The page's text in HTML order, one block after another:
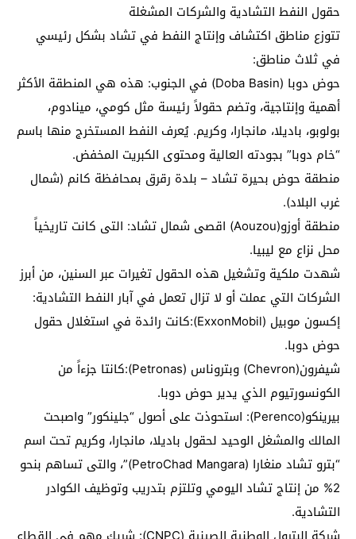
حقول النفط التشادية والشركات المشغلة
تتوزع مناطق اكتشاف وإنتاج النفط في تشاد بشكل رئيسي
في ثلاث مناطق:
حوض دوبا (Doba Basin) في الجنوب: هذه هي المنطقة الأكثر
أهمية وإنتاجية، وتضم حقولاً رئيسة مثل كومي، مينادوم،
بولوبو، باديلا، مانجارا، وكريم. يُعرف النفط المستخرج منها باسم
“خام دوبا” بجودته العالية ومحتوى الكبريت المخفض.
منطقة حوض بحيرة تشاد – بلدة رقرق بمحافظة كانم (شمال
غرب البلاد).
منطقة أوزو(Aouzou) اقصى شمال تشاد: التى كانت تاريخياً
محل نزاع مع ليبيا.
شهدت ملكية وتشغيل هذه الحقول تغيرات عبر السنين، من أبرز
الشركات التي عملت أو لا تزال تعمل في آبار النفط التشادية:
إكسون موبيل (ExxonMobil):كانت رائدة في استغلال حقول
حوض دوبا.
شيفرون(Chevron) وبتروناس (Petronas):كانتا جزءاً من
الكونسورتيوم الذي يدير حوض دوبا.
بيرينكو(Perenco): استحوذت على أصول “جلينكور” واصبحت
المالك والمشغل الوحيد لحقول باديلا، مانجارا، وكريم تحت اسم
“بترو تشاد منغارا (PetroChad Mangara)”، والتى تساهم بنحو
2% من إنتاج تشاد اليومي وتلتزم بتدريب وتوظيف الكوادر
التشادية.